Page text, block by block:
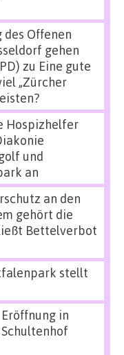
Offenen
gehen
zu Eine gute
„Zürcher
Hospizhelfer
und
an
an den
gehört die
Bettelverbot
stellt
Eröffnung in